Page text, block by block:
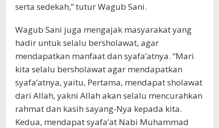
serta sedekah,” tutur Wagub Sani.
Wagub Sani juga mengajak masyarakat yang
hadir untuk selalu bersholawat, agar
mendapatkan manfaat dan syafa’atnya. “Mari
kita selalu bersholawat agar mendapatkan
syafa’atnya, yaitu, Pertama, mendapat sholawat
dari Allah, yakni Allah akan selalu mencurahkan
rahmat dan kasih sayang-Nya kepada kita.
Kedua, mendapat syafa’at Nabi Muhammad